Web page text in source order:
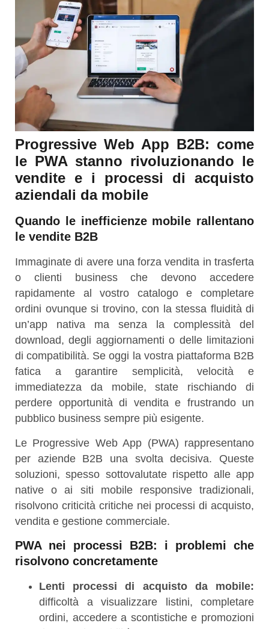
Progressive Web App B2B: come
le PWA stanno rivoluzionando le
vendite e i processi di acquisto
aziendali da mobile
Quando le inefficienze mobile rallentano
le vendite B2B
Immaginate di avere una forza vendita in trasferta
o clienti business che devono accedere
rapidamente al vostro catalogo e completare
ordini ovunque si trovino, con la stessa fluidità di
un’app nativa ma senza la complessità del
download, degli aggiornamenti o delle limitazioni
di compatibilità. Se oggi la vostra piattaforma B2B
fatica a garantire semplicità, velocità e
immediatezza da mobile, state rischiando di
perdere opportunità di vendita e frustrando un
pubblico business sempre più esigente.
Le Progressive Web App (PWA) rappresentano
per aziende B2B una svolta decisiva. Queste
soluzioni, spesso sottovalutate rispetto alle app
native o ai siti mobile responsive tradizionali,
risolvono criticità critiche nei processi di acquisto,
vendita e gestione commerciale.
PWA nei processi B2B: i problemi che
risolvono concretamente
Lenti processi di acquisto da mobile:
difficoltà a visualizzare listini, completare
ordini, accedere a scontistiche e promozioni